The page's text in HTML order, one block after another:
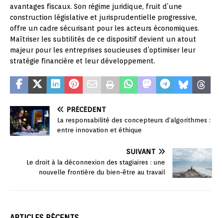
avantages fiscaux. Son régime juridique, fruit d’une
construction législative et jurisprudentielle progressive,
offre un cadre sécurisant pour les acteurs économiques.
Maîtriser les subtilités de ce dispositif devient un atout
majeur pour les entreprises soucieuses d’optimiser leur
stratégie financière et leur développement.
PRÉCÉDENT
La responsabilité des concepteurs d’algorithmes :
entre innovation et éthique
SUIVANT
Le droit à la déconnexion des stagiaires : une
nouvelle frontière du bien-être au travail